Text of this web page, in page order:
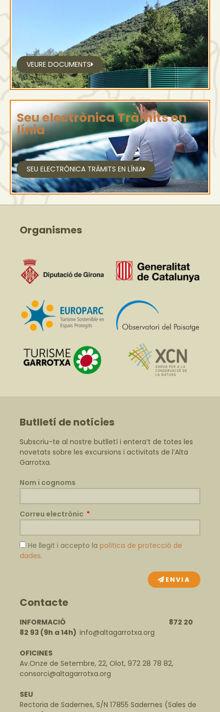
VEURE DOCUMENTS
Seu electrònica Tràmits en
línia
SEU ELECTRÒNICA TRÀMITS EN LÍNIA
Organismes
Butlletí de notícies
Subscriu-te al nostre butlletí i entera’t de totes les
novetats sobre les excursions i activitats de l’Alta
Garrotxa.
Nom i cognoms
Correu electrònic
He llegit i accepto la política de protecció de
dades.
ENVIA
Contacte
INFORMACIÓ 872 20
82 93 (9h a 14h) info@altagarrotxa.org
OFICINES
Av.Onze de Setembre, 22, Olot, 972 28 78 82,
consorci@altagarrotxa.org
SEU
Rectoria de Sadernes, S/N 17855 Sadernes (Sales de